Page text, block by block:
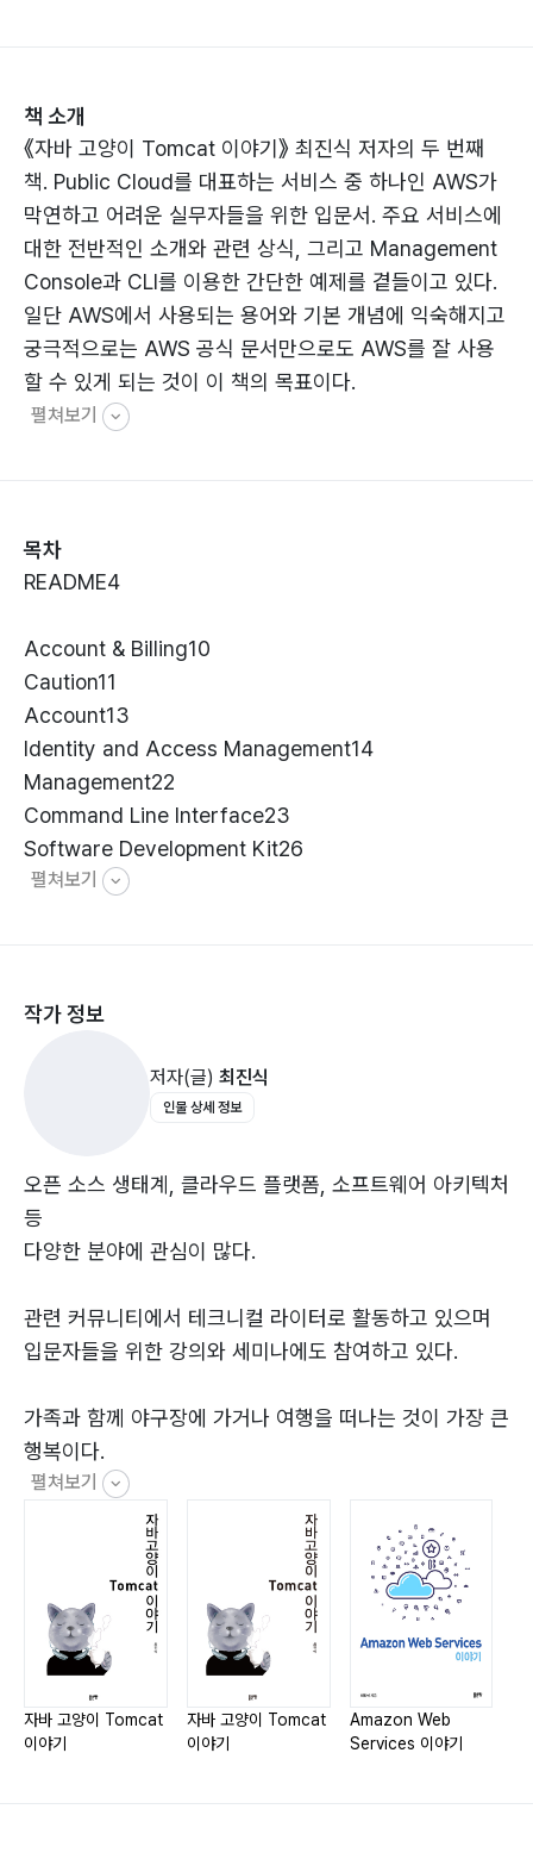
책 소개
《자바 고양이 Tomcat 이야기》 최진식 저자의 두 번째
책. Public Cloud를 대표하는 서비스 중 하나인 AWS가
막연하고 어려운 실무자들을 위한 입문서. 주요 서비스에
대한 전반적인 소개와 관련 상식, 그리고 Management
Console과 CLI를 이용한 간단한 예제를 곁들이고 있다.
일단 AWS에서 사용되는 용어와 기본 개념에 익숙해지고
궁극적으로는 AWS 공식 문서만으로도 AWS를 잘 사용
할 수 있게 되는 것이 이 책의 목표이다.
펼쳐보기
목차
README4
Account & Billing10
Caution11
Account13
Identity and Access Management14
Management22
Command Line Interface23
Software Development Kit26
CloudFormation35
Region & Availability Zone51
Elastic Load Balancing66
Compute80
Elastic Compute Cloud82
Key Pair100
Auto Scaling109
Docker116
Elastic Container Registry123
ECS for Kubernetes125
Serverless140
API Gateway145
Elastic Beanstalk151
Storage154
Elastic Block Store155
Simple Storage Service161
Simple Storage Service Glacier166
Elastic File System171
펼쳐보기
작가 정보
저자(글) 최진식
인물 상세 정보
오픈 소스 생태계, 클라우드 플랫폼, 소프트웨어 아키텍처
등
다양한 분야에 관심이 많다.
관련 커뮤니티에서 테크니컬 라이터로 활동하고 있으며
입문자들을 위한 강의와 세미나에도 참여하고 있다.
가족과 함께 야구장에 가거나 여행을 떠나는 것이 가장 큰
행복이다.
저서로는 『자바 고양이 Tomcat 이야기』가 있다.
펼쳐보기
자바 고양이 Tomcat
이야기
자바 고양이 Tomcat
이야기
Amazon Web
Services 이야기